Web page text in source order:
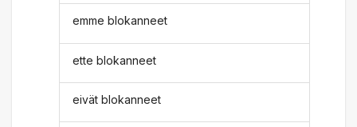
emme blokanneet
ette blokanneet
eivät blokanneet